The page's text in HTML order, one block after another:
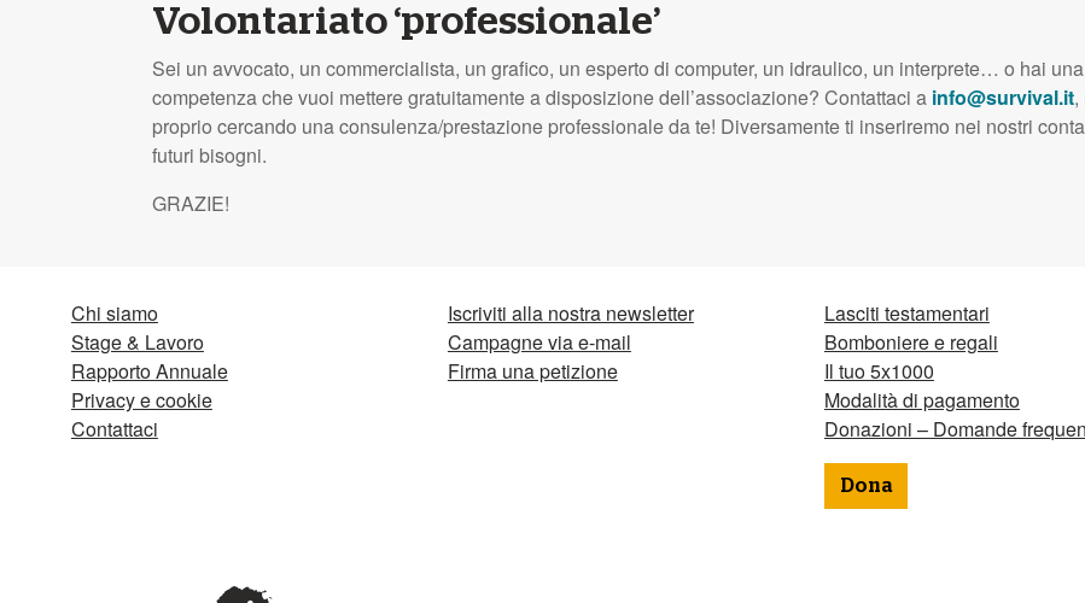
Volontariato ‘professionale’
Sei un avvocato, un commercialista, un grafico, un esperto di computer, un idraulico, un interprete… o hai
competenza che vuoi mettere gratuitamente a disposizione dell’associazione? Contattaci a info@survival.it,
proprio cercando una consulenza/prestazione professionale da te! Diversamente ti inseriremo nei nostri
futuri bisogni.
GRAZIE!
Chi siamo
Stage & Lavoro
Rapporto Annuale
Privacy e cookie
Contattaci
Iscriviti alla nostra newsletter
Campagne via e-mail
Firma una petizione
Lasciti testamentari
Bomboniere e regali
Il tuo 5x1000
Modalità di pagamento
Donazioni – Domande
Dona